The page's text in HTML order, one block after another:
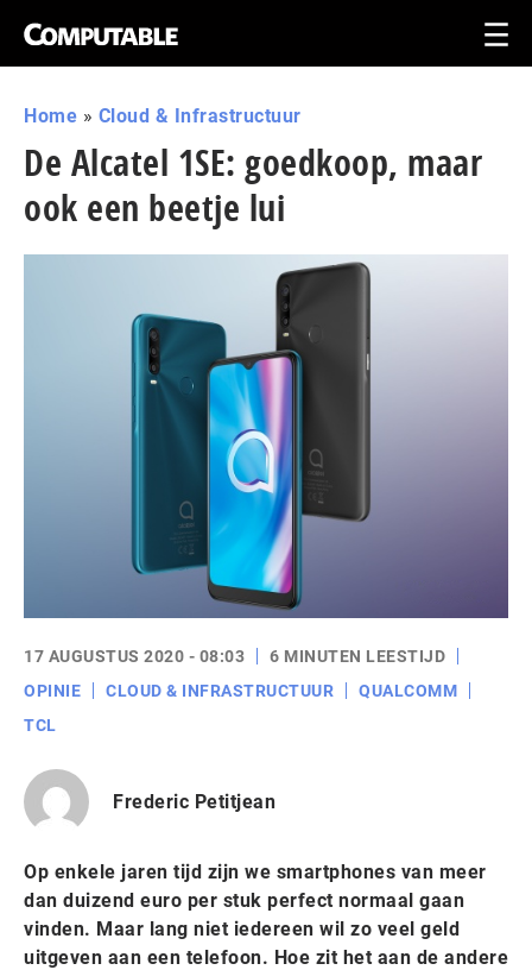
Home » Cloud & Infrastructuur
De Alcatel 1SE: goedkoop, maar
ook een beetje lui
17 AUGUSTUS 2020 - 08:03
6 MINUTEN LEESTIJD
OPINIE
CLOUD & INFRASTRUCTUUR
QUALCOMM
TCL
Frederic Petitjean
Op enkele jaren tijd zijn we smartphones van meer
dan duizend euro per stuk perfect normaal gaan
vinden. Maar lang niet iedereen wil zo veel geld
uitgeven aan een telefoon. Hoe zit het aan de andere